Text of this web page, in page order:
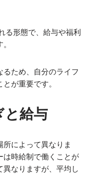
る形態で、給与や福利
るため、自分のライフ
が重要です。
と給与
によって異なりま
は時給制で働くことが
なりますが、平均し